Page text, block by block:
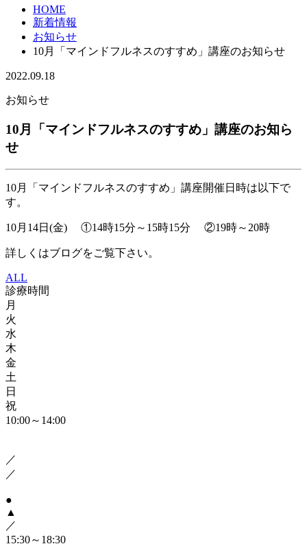
HOME
新着情報
お知らせ
10月「マインドフルネスのすすめ」講座のお知らせ
2022.09.18
お知らせ
10月「マインドフルネスのすすめ」講座のお知ら
せ
10月「マインドフルネスのすすめ」講座開催日時は以下で
す。
10月14日(金) ①14時15分～15時15分 ②19時～20時
詳しくはブログをご覧下さい。
ALL
診療時間
月
火
水
木
金
土
日
祝
10:00～14:00
／
／
●
▲
／
15:30～18:30